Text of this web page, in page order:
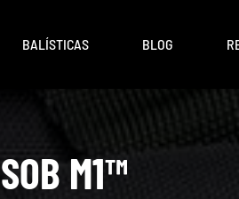
BALÍSTICAS BLOG
SOB M1™